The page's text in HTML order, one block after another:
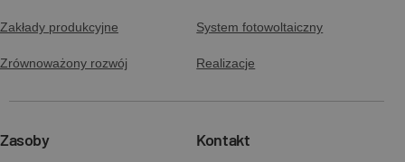
Zakłady produkcyjne
Zrównoważony rozwój
System fotowoltaiczny
Realizacje
Zasoby Kontakt